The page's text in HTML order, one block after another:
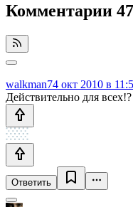
Комментарии 47
walkman74 окт 2010 в
Действительно для
Ответить